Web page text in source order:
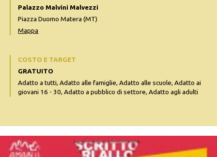
Palazzo Malvini Malvezzi
Piazza Duomo Matera (MT)
Mappa
COSTO E TARGET
GRATUITO
Adatto a tutti, Adatto alle famiglie, Adatto alle scuole, Adatto ai
giovani 16 - 30, Adatto a pubblico di settore, Adatto agli adulti